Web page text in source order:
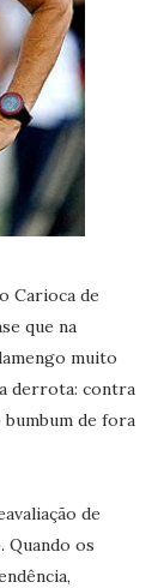
Carioca de
que na
muito
derrota: contra
de fora
de
Quando os